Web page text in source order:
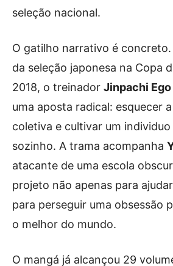
seleção nacional.
O gatilho narrativo é
da seleção japonesa na Copa
2018, o treinador Jinpachi Ego
uma aposta radical: esquecer
coletiva e cultivar um
sozinho. A trama acompanha
atacante de uma escola
projeto não apenas para
para perseguir uma obsessão
o melhor do mundo.
O mangá já alcançou 29